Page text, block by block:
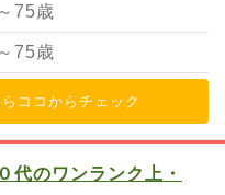
75歳
75歳
ココからチェック
代のワンランク上・